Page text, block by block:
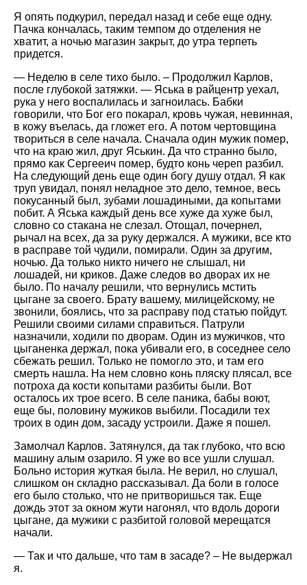
Я опять подкурил, передал назад и себе еще одну.
Пачка кончалась, таким темпом до отделения не
хватит, а ночью магазин закрыт, до утра терпеть
придется.
— Неделю в селе тихо было. – Продолжил Карлов,
после глубокой затяжки. — Яська в райцентр уехал,
рука у него воспалилась и загноилась. Бабки
говорили, что Бог его покарал, кровь чужая, невинная,
в кожу въелась, да гложет его. А потом чертовщина
твориться в селе начала. Сначала один мужик помер,
что на краю жил, друг Яськин. Да что странно было,
прямо как Сергееич помер, будто конь череп разбил.
На следующий день еще один богу душу отдал. Я как
труп увидал, понял неладное это дело, темное, весь
покусанный был, зубами лошадиными, да копытами
побит. А Яська каждый день все хуже да хуже был,
словно со стакана не слезал. Отощал, почернел,
рычал на всех, да за руку держался. А мужики, все кто
в расправе той чудили, помирали. Один за другим,
ночью. Да только никто ничего не слышал, ни
лошадей, ни криков. Даже следов во дворах их не
было. По началу решили, что вернулись мстить
цыгане за своего. Брату вашему, милицейскому, не
звонили, боялись, что за расправу под статью пойдут.
Решили своими силами справиться. Патрули
назначили, ходили по дворам. Один из мужичков, что
цыганенка держал, пока убивали его, в соседнее село
сбежать решил. Только не помогло это, и там его
смерть нашла. На нем словно конь пляску плясал, все
потроха да кости копытами разбиты были. Вот
осталось их трое всего. В селе паника, бабы воют,
еще бы, половину мужиков выбили. Посадили тех
троих в один дом, засаду устроили. Даже я пошел.
Замолчал Карлов. Затянулся, да так глубоко, что всю
машину алым озарило. Я уже во все ушли слушал.
Больно история жуткая была. Не верил, но слушал,
слишком он складно рассказывал. Да боли в голосе
его было столько, что не притворишься так. Еще
дождь этот за окном жути нагонял, что вдоль дороги
цыгане, да мужики с разбитой головой мерещатся
начали.
— Так и что дальше, что там в засаде? – Не выдержал
я.